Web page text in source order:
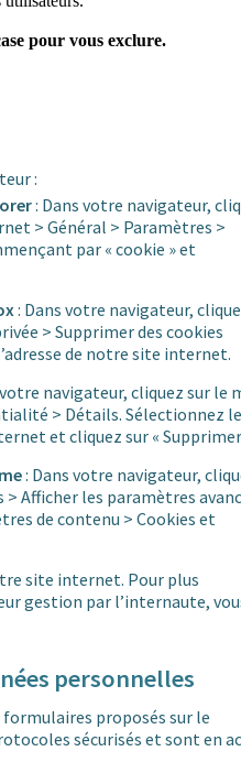
:
: Dans votre navigateur,
> Général > Paramètres >
par « cookie » et
: Dans votre navigateur,
> Supprimer des cookies
de notre site internet.
navigateur, cliquez sur le
> Détails. Sélectionnez le
et cliquez sur « Supprimer
: Dans votre navigateur,
Afficher les paramètres
de contenu > Cookies et
site internet. Pour plus
gestion par l’internaute,
personnelles
proposés sur le
sécurisés et sont en